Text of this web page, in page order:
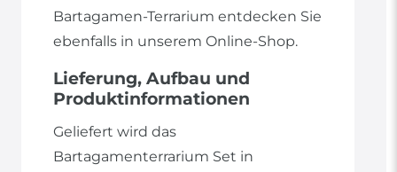
Bartagamen-Terrarium entdecken Sie
ebenfalls in unserem Online-Shop.
Lieferung, Aufbau und
Produktinformationen
Geliefert wird das
Bartagamenterrarium Set in